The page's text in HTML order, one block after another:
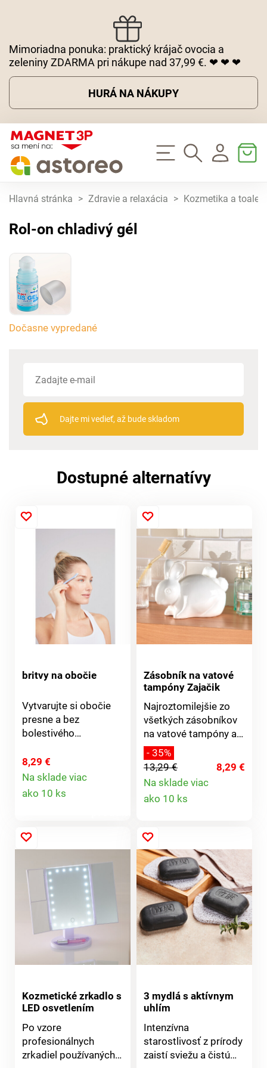
Mimoriadna ponuka: praktický krájač ovocia a
zeleniny ZDARMA pri nákupe nad 37,99 €. ❤ ❤ ❤
HURÁ NA NÁKUPY
Hlavná stránka > Zdravie a relaxácia > Kozmetika a
Rol-on chladivý gél
Dočasne vypredané
Dajte mi vedieť, až bude skladom
Dostupné alternatívy
britvy na obočie
Vytvarujte si obočie
presne a bez
bolestivého
obočie jemne a rýchlo
odstraňujú chĺpky.
Počas chvíľky získate
depilácia voskom.
aplikácia. Súprava 3
ks rôznych farieb.
Java.
8,29 €
Na sklade viac
ako 10 ks
Zásobník na vatové
tampóny Zajačik
Najroztomilejšie zo
všetkých zásobníkov
na vatové tampóny a
tyčinky! Náš lesklý
snehobiely zajačik sa
vyrovná všetkým
ostatným zásobníkom
a zaistí hygienické
Dekoratívne +
hygienický. Na vatu +
vložky. Dodávame bez
obsahu.
- 35%
13,29 €
8,29 €
Na sklade viac
ako 10 ks
Kozmetické zrkadlo s
LED osvetlením
Po vzore
profesionálnych
zrkadiel používaných
3 mydlá s aktívnym
uhlím
Intenzívna
starostlivosť z prírody
zaistí sviežu a čistú